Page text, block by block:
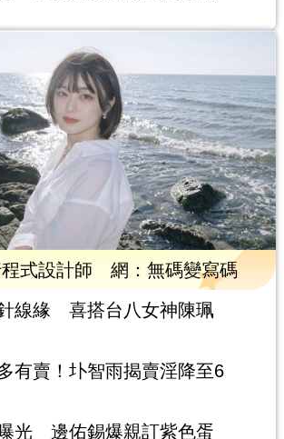
程式設計師 網：無碼變寫碼
線緣 喜搭台八女神陳珮
有賣！圤智雨揭賣淫降至6
光 邊佑錫爆親訂紫色蛋